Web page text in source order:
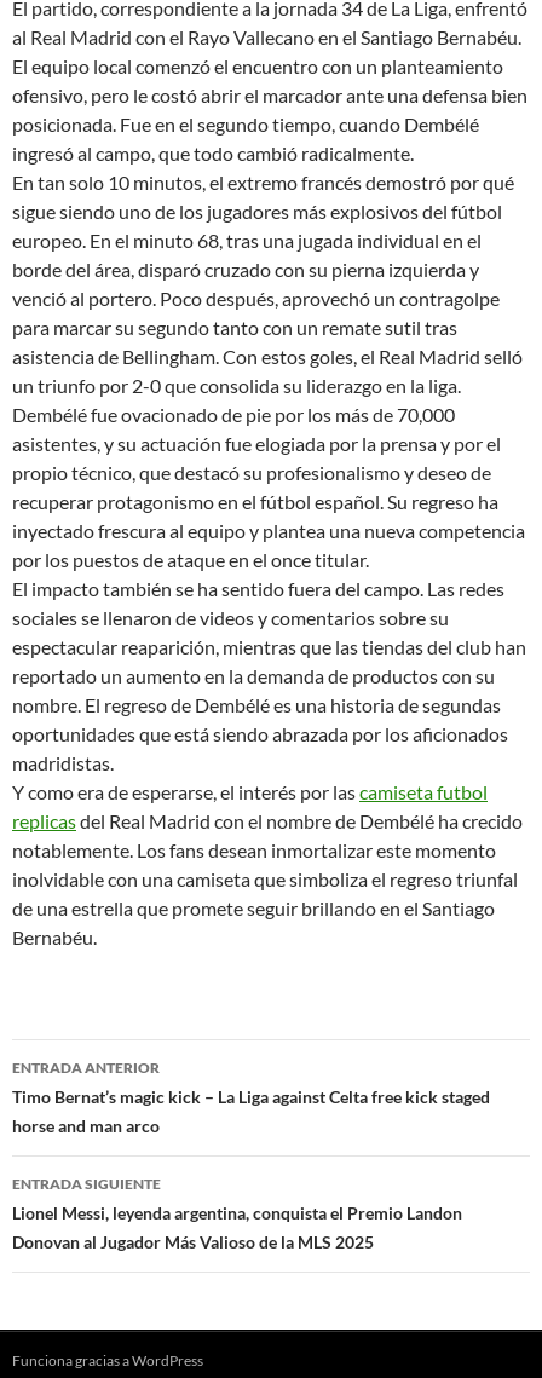
El partido, correspondiente a la jornada 34 de La Liga, enfrentó
al Real Madrid con el Rayo Vallecano en el Santiago Bernabéu.
El equipo local comenzó el encuentro con un planteamiento
ofensivo, pero le costó abrir el marcador ante una defensa bien
posicionada. Fue en el segundo tiempo, cuando Dembélé
ingresó al campo, que todo cambió radicalmente.
En tan solo 10 minutos, el extremo francés demostró por qué
sigue siendo uno de los jugadores más explosivos del fútbol
europeo. En el minuto 68, tras una jugada individual en el
borde del área, disparó cruzado con su pierna izquierda y
venció al portero. Poco después, aprovechó un contragolpe
para marcar su segundo tanto con un remate sutil tras
asistencia de Bellingham. Con estos goles, el Real Madrid selló
un triunfo por 2-0 que consolida su liderazgo en la liga.
Dembélé fue ovacionado de pie por los más de 70,000
asistentes, y su actuación fue elogiada por la prensa y por el
propio técnico, que destacó su profesionalismo y deseo de
recuperar protagonismo en el fútbol español. Su regreso ha
inyectado frescura al equipo y plantea una nueva competencia
por los puestos de ataque en el once titular.
El impacto también se ha sentido fuera del campo. Las redes
sociales se llenaron de videos y comentarios sobre su
espectacular reaparición, mientras que las tiendas del club han
reportado un aumento en la demanda de productos con su
nombre. El regreso de Dembélé es una historia de segundas
oportunidades que está siendo abrazada por los aficionados
madridistas.
Y como era de esperarse, el interés por lascamiseta futbol
replicasdel Real Madrid con el nombre de Dembélé ha crecido
notablemente. Los fans desean inmortalizar este momento
inolvidable con una camiseta que simboliza el regreso triunfal
de una estrella que promete seguir brillando en el Santiago
Bernabéu.
Navegación
de
entradas
ENTRADA ANTERIOR
Timo Bernat’s magic kick – La Liga against Celta free kick staged
horse and man arco
ENTRADA SIGUIENTE
Lionel Messi, leyenda argentina, conquista el Premio Landon
Donovan al Jugador Más Valioso de la MLS 2025
Funciona gracias a WordPress